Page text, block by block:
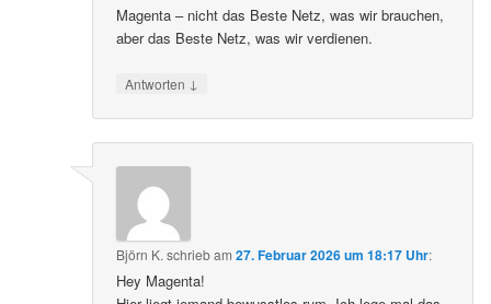
Magenta – nicht das Beste Netz, was wir brauchen,
aber das Beste Netz, was wir verdienen.
Antworten ↓
Björn K. schriebam27. Februar 2026 um 18:17 Uhr:
Hey Magenta!